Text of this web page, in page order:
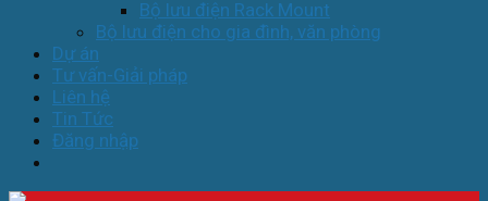
Bộ lưu điện Rack Mount
Bộ lưu điện cho gia đình, văn phòng
Dự án
Tư vấn-Giải pháp
Liên hệ
Tin Tức
Đăng nhập